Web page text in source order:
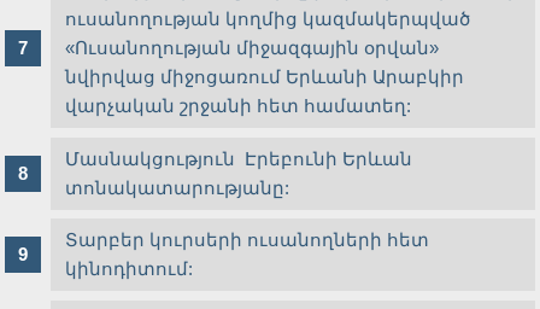
ուսանողության կողմից կազմակերպված
«Ուսանողության միջազգային օրվան»
նվիրվաց միջոցառում Երևանի Արաբկիր
վարչական շրջանի հետ համատեղ:
Մասնակցություն Էրեբունի Երևան
տոնակատարությանը:
Տարբեր կուրսերի ուսանողների հետ
կինոդիտում: